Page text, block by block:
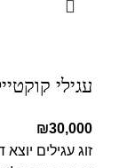
עגילי
₪30,000
זוג עגילים יוצא